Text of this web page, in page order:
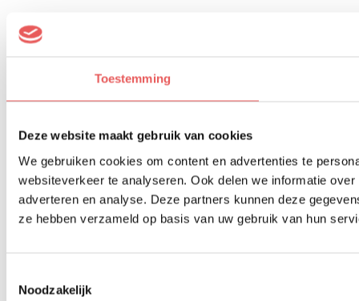
Toestemming
Deze website maakt gebruik van cookies
We gebruiken cookies om content en advertenties te
websiteverkeer te analyseren. Ook delen we informatie
adverteren en analyse. Deze partners kunnen deze
ze hebben verzameld op basis van uw gebruik van hun
Noodzakelijk